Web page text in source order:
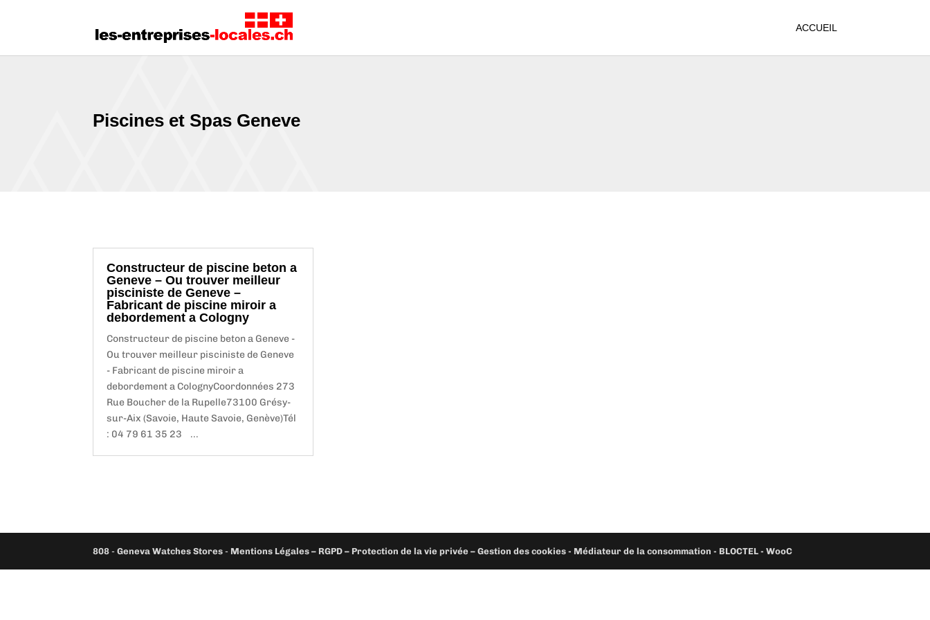
ACCUEIL
Piscines et Spas Geneve
Constructeur de piscine beton a
Geneve – Ou trouver meilleur
pisciniste de Geneve –
Fabricant de piscine miroir a
debordement a Cologny
Constructeur de piscine beton a Geneve -
Ou trouver meilleur pisciniste de Geneve
- Fabricant de piscine miroir a
debordement a ColognyCoordonnées 273
Rue Boucher de la Rupelle73100 Grésy-
sur-Aix (Savoie, Haute Savoie, Genève)Tél
: 04 79 61 35 23 ...
808 -Geneva Watches Stores - Mentions Légales – RGPD – Protection de la vie privée – Gestion des cookies - Médiateur de la consommation - BLOCTEL -WooC